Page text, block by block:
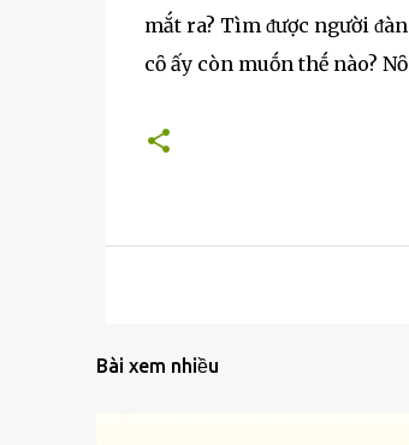
mắt ra? Tìm ᵭược người
cȏ ấy còn muṓn thḗ nào?
Bài xem nhiều